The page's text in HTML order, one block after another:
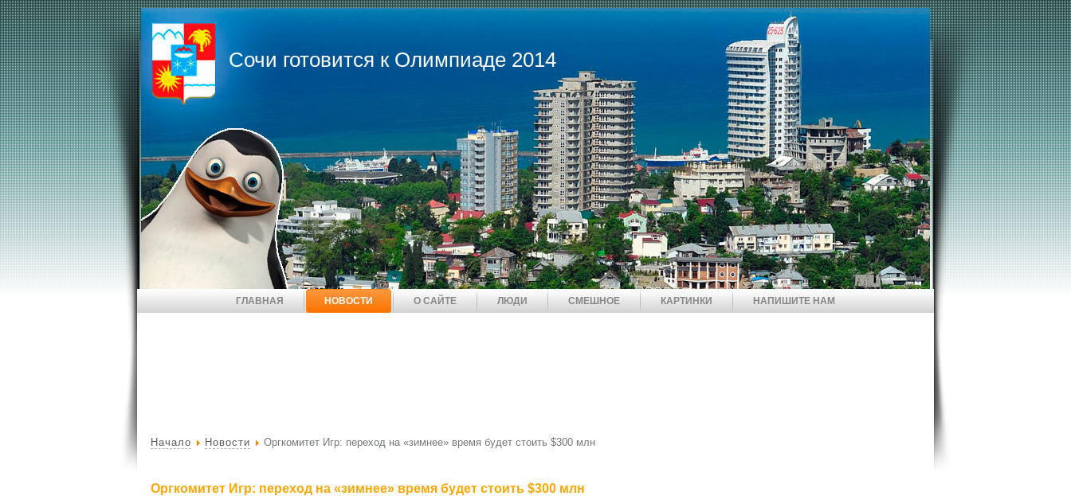
Сочи готовится к Олимпиаде 2014
ГЛАВНАЯ НОВОСТИ О САЙТЕ ЛЮДИ СМЕШНОЕ КАРТИНКИ НАПИШИТЕ НАМ
Начало Новости Оргкомитет Игр: переход на «зимнее» время будет стоить $300 млн
Оргкомитет Игр: переход на «зимнее» время будет стоить $300 млн